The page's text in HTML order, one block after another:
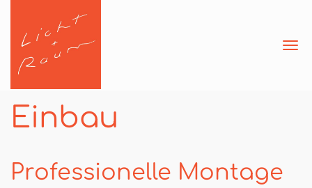
Einbau
Professionelle Montage